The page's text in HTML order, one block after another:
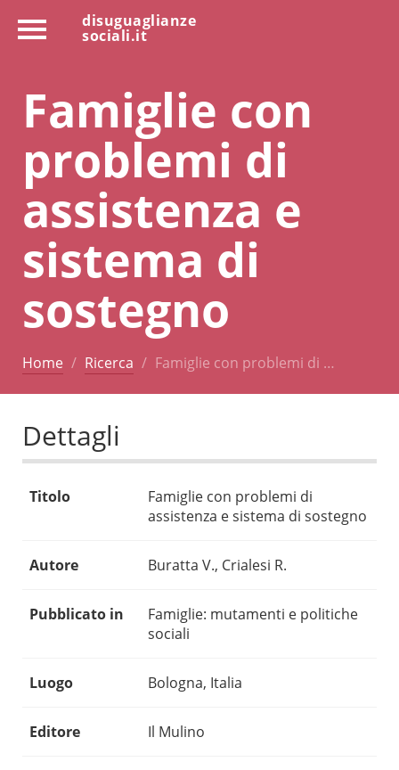
disuguaglianze
sociali.it
Famiglie con
problemi di
assistenza e
sistema di
sostegno
Home Ricerca Famiglie con problemi di …
Dettagli
Titolo
Famiglie con problemi di
assistenza e sistema di sostegno
Autore Buratta V., Crialesi R.
Pubblicato in
Famiglie: mutamenti e politiche
sociali
Luogo Bologna, Italia
Editore Il Mulino